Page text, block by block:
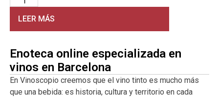
LEER MÁS
Enoteca online especializada en
vinos en Barcelona
En Vinoscopio creemos que el vino tinto es mucho más
que una bebida: es historia, cultura y territorio en cada